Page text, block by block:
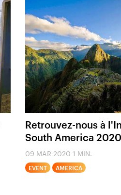
Retrouvez-nous à
South America 2020
09 MAR 2020 1 MIN.
EVENT AMERICA